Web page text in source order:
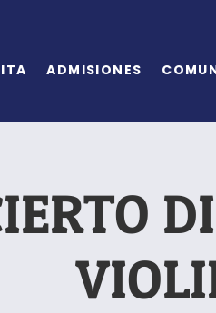
ADMISIONES